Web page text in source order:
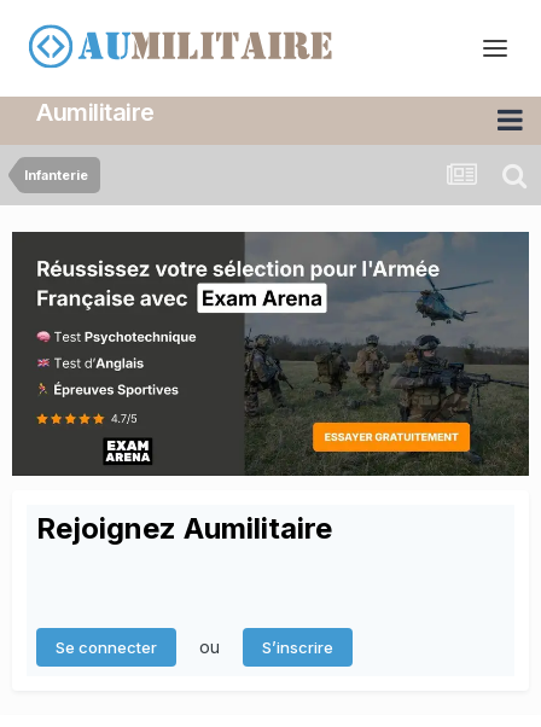
Aumilitaire
Infanterie
Rejoignez Aumilitaire
Se connecter ou S’inscrire